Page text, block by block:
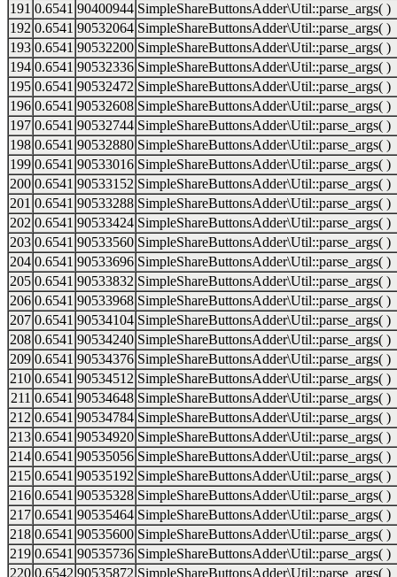
191 0.6541 90400944 SimpleShareButtonsAdder\Util::parse_args( )
192 0.6541 90532064 SimpleShareButtonsAdder\Util::parse_args( )
193 0.6541 90532200 SimpleShareButtonsAdder\Util::parse_args( )
194 0.6541 90532336 SimpleShareButtonsAdder\Util::parse_args( )
195 0.6541 90532472 SimpleShareButtonsAdder\Util::parse_args( )
196 0.6541 90532608 SimpleShareButtonsAdder\Util::parse_args( )
197 0.6541 90532744 SimpleShareButtonsAdder\Util::parse_args( )
198 0.6541 90532880 SimpleShareButtonsAdder\Util::parse_args( )
199 0.6541 90533016 SimpleShareButtonsAdder\Util::parse_args( )
200 0.6541 90533152 SimpleShareButtonsAdder\Util::parse_args( )
201 0.6541 90533288 SimpleShareButtonsAdder\Util::parse_args( )
202 0.6541 90533424 SimpleShareButtonsAdder\Util::parse_args( )
203 0.6541 90533560 SimpleShareButtonsAdder\Util::parse_args( )
204 0.6541 90533696 SimpleShareButtonsAdder\Util::parse_args( )
205 0.6541 90533832 SimpleShareButtonsAdder\Util::parse_args( )
206 0.6541 90533968 SimpleShareButtonsAdder\Util::parse_args( )
207 0.6541 90534104 SimpleShareButtonsAdder\Util::parse_args( )
208 0.6541 90534240 SimpleShareButtonsAdder\Util::parse_args( )
209 0.6541 90534376 SimpleShareButtonsAdder\Util::parse_args( )
210 0.6541 90534512 SimpleShareButtonsAdder\Util::parse_args( )
211 0.6541 90534648 SimpleShareButtonsAdder\Util::parse_args( )
212 0.6541 90534784 SimpleShareButtonsAdder\Util::parse_args( )
213 0.6541 90534920 SimpleShareButtonsAdder\Util::parse_args( )
214 0.6541 90535056 SimpleShareButtonsAdder\Util::parse_args( )
215 0.6541 90535192 SimpleShareButtonsAdder\Util::parse_args( )
216 0.6541 90535328 SimpleShareButtonsAdder\Util::parse_args( )
217 0.6541 90535464 SimpleShareButtonsAdder\Util::parse_args( )
218 0.6541 90535600 SimpleShareButtonsAdder\Util::parse_args( )
219 0.6541 90535736 SimpleShareButtonsAdder\Util::parse_args( )
220 0.6542 90535872 SimpleShareButtonsAdder\Util::parse_args( )